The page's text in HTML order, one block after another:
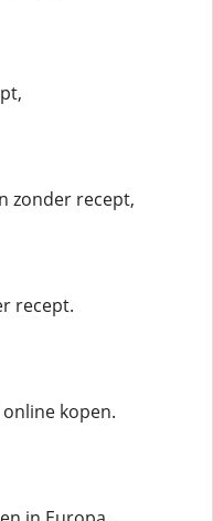
zonder recept,
recept.
kopen.